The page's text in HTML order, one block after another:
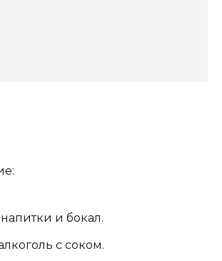
и бокал.
с соком.